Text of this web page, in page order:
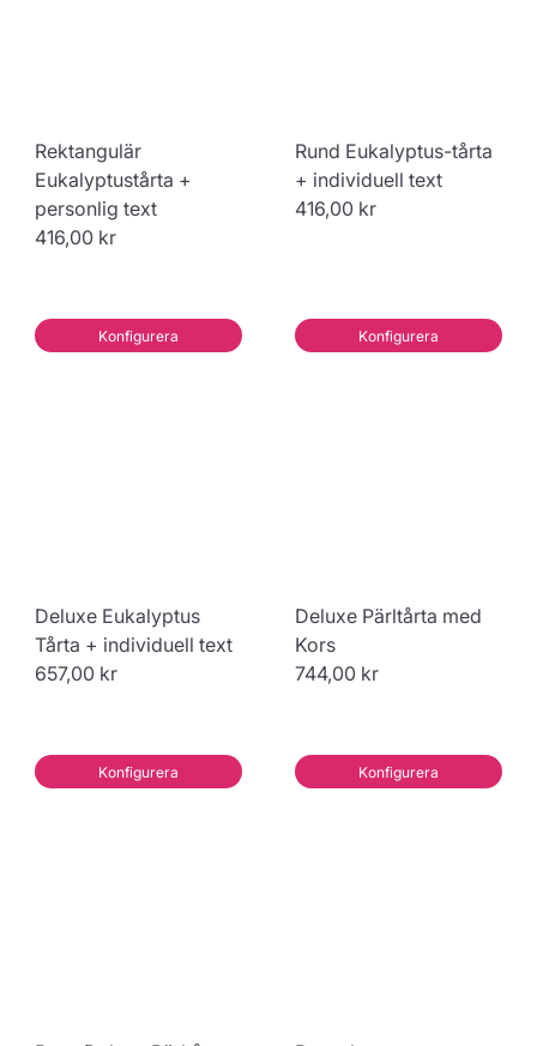
Rektangulär
Eukalyptustårta +
personlig text
416,00 kr
Konfigurera
Rund Eukalyptus-tårta
+ individuell text
416,00 kr
Konfigurera
Deluxe Eukalyptus
Tårta + individuell text
657,00 kr
Konfigurera
Deluxe Pärltårta med
Kors
744,00 kr
Konfigurera